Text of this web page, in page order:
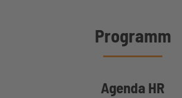
Programm
Agenda HR